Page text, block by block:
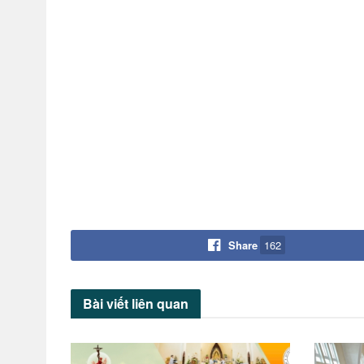
Share 162
Bài viết liên quan